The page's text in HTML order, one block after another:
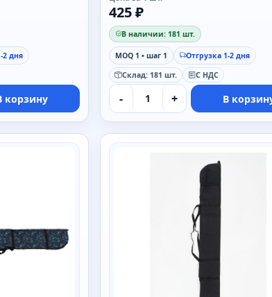
2 дня
корзину
425 ₽
В наличии: 181 шт.
MOQ 1 • шаг 1
Отгрузка 1-2 дня
Склад: 181 шт.
С НДС
- + В
SAIMAA